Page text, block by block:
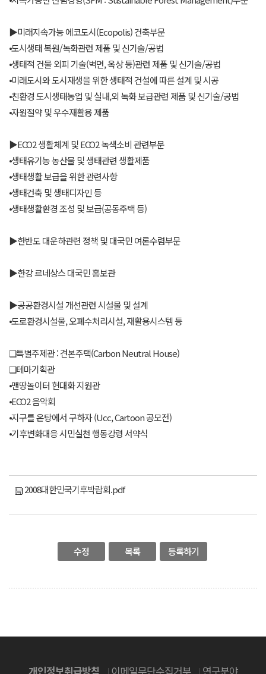
▶미래지속가능 에코도시(Ecopolis) 건축부문
⦁도시생태 복원/녹화관련 제품 및 신기술/공법
⦁생태적 건물 외피 기술(벽면, 옥상 등)관련 제품 및 신기술/공법
⦁미래도시와 도시재생을 위한 생태적 건설에 따른 설계 및 시공
⦁친환경 도시생태농업 및 실내,외 녹화 보급관련 제품 및 신기술/공법
⦁자원절약 및 우수재활용 제품
▶ECO2 생활체계 및 ECO2 녹색소비 관련부문
⦁생태유기농 농산물 및 생태관련 생활제품
⦁생태생활 보급을 위한 관련사항
⦁생태건축 및 생태디자인 등
⦁생태생활환경 조성 및 보급(공동주택 등)
▶한반도 대운하관련 정책 및 대국민 여론수렴부문
▶한강 르네상스 대국민 홍보관
▶공공환경시설 개선관련 시설물 및 설계
⦁도로환경시설물, 오폐수처리시설, 재활용시스템 등
❑특별주제관 : 견본주택(Carbon Neutral House)
❑테마기획관
⦁맨땅놀이터 현대화 지원관
⦁ECO2 음악회
⦁지구를 온탕에서 구하자 (Ucc, Cartoon 공모전)
⦁기후변화대응 시민실천 행동강령 서약식
2008대한민국기후박람회.pdf
수정 목록 등록하기
개인정보취급방침 이메일무단수집거부 연구분야